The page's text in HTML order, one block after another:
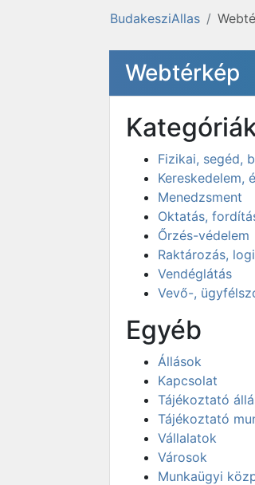
BudakesziAllas
Webtérkép
Fizikai, segéd,
Kereskedelem,
Menedzsment
Oktatás,
Őrzés-védelem
Raktározás,
Vendéglátás
Vevő-,
Egyéb
Állások
Kapcsolat
Tájékoztató
Tájékoztató
Vállalatok
Városok
Munkaügyi